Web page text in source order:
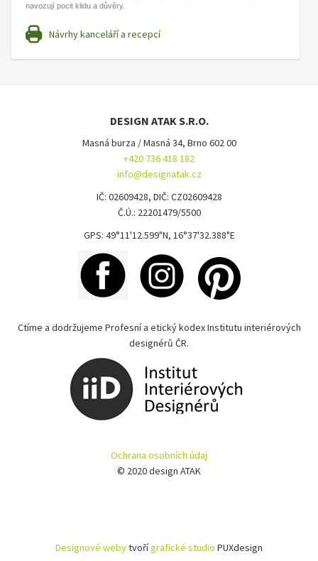
navozují pocit klidu a důvěry.
Návrhy kanceláří a recepcí
DESIGN ATAK S.R.O.
Masná burza / Masná 34, Brno 602 00
+420 736 418 182
info@designatak.cz
IČ: 02609428, DIČ: CZ02609428
Č.Ú.: 22201479/5500
GPS: 49°11'12.599"N, 16°37'32.388"E
Ctíme a dodržujeme Profesní a etický kodex Institutu interiérových
designérů ČR.
Ochrana osobních údaj
© 2020 design ATAK
Designové webytvořígrafické studio PUXdesign